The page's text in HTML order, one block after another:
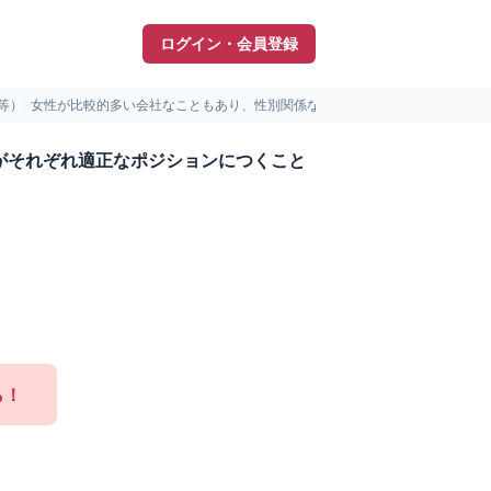
ログイン・会員登録
女性が比較的多い会社なこともあり、性別関係なく、個々がそれぞ...
れぞれ適正なポジションにつくこと